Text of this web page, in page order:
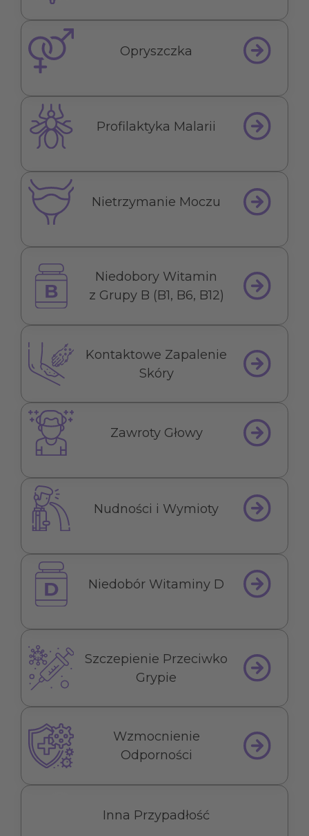
Opryszczka
Profilaktyka Malarii
Nietrzymanie Moczu
Niedobory Witamin
z Grupy B (B1, B6, B12)
Kontaktowe Zapalenie
Skóry
Zawroty Głowy
Nudności i Wymioty
Niedobór Witaminy D
Szczepienie Przeciwko
Grypie
Wzmocnienie
Odporności
Inna Przypadłość